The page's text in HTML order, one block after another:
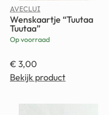
AVECLUI
Wenskaartje “Tuutaa
Tuutaa”
Op voorraad
€ 3,00
Bekijk product